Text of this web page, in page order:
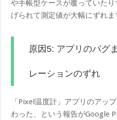
や手帳型ケースが覆っていた
げられて測定値が大幅にずれま
原因5: アプリのバグ
レーションのずれ
「Pixel温度計」アプリのアッ
わった、という報告がGoogle